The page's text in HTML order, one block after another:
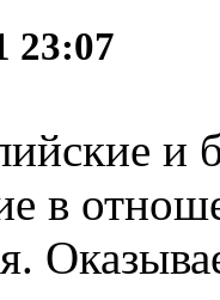
23:07
и
в